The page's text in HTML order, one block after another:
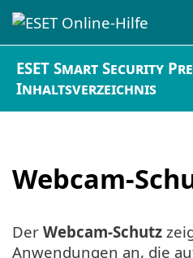
ESET Smart Security
Inhaltsverzeichnis
Webcam-
Der Webcam-Schutz
Anwendungen an, die